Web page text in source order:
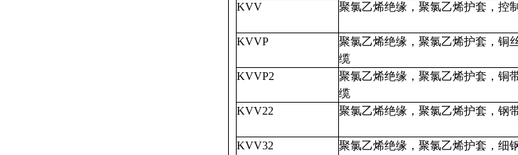
KVV 聚氯乙烯绝缘，聚氯乙烯护
KVVP
聚氯乙烯绝缘，聚氯乙烯护套，铜
缆
KVVP2
聚氯乙烯绝缘，聚氯乙烯护套，铜
缆
KVV22 聚氯乙烯绝缘，聚氯乙烯护套，钢
KVV32
聚氯乙烯绝缘，聚氯乙烯护套，细